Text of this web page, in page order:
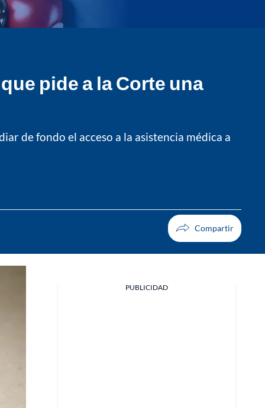
pide a la Corte una
de fondo el acceso a la asistencia médica a
PUBLICIDAD